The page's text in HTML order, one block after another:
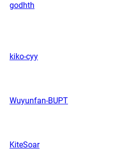
godhth
kiko-cyy
Wuyunfan-BUPT
KiteSoar